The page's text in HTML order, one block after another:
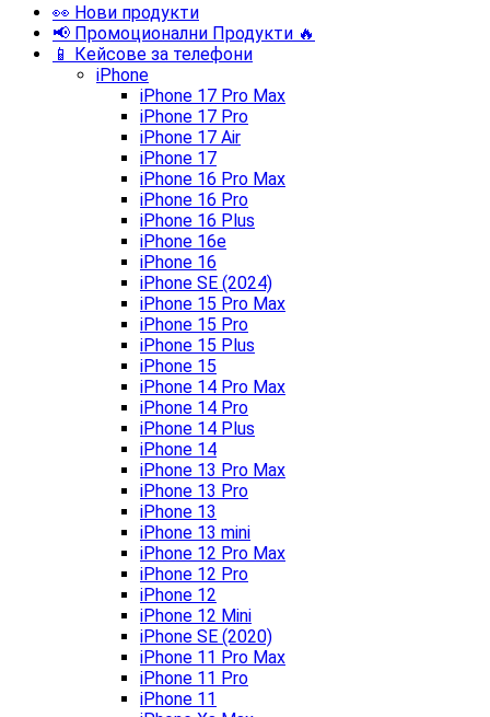
👀 Нови продукти
📢 Промоционални Продукти 🔥
📱 Кейсове за телефони
iPhone
iPhone 17 Pro Max
iPhone 17 Pro
iPhone 17 Air
iPhone 17
iPhone 16 Pro Max
iPhone 16 Pro
iPhone 16 Plus
iPhone 16e
iPhone 16
iPhone SE (2024)
iPhone 15 Pro Max
iPhone 15 Pro
iPhone 15 Plus
iPhone 15
iPhone 14 Pro Max
iPhone 14 Pro
iPhone 14 Plus
iPhone 14
iPhone 13 Pro Max
iPhone 13 Pro
iPhone 13
iPhone 13 mini
iPhone 12 Pro Max
iPhone 12 Pro
iPhone 12
iPhone 12 Mini
iPhone SE (2020)
iPhone 11 Pro Max
iPhone 11 Pro
iPhone 11